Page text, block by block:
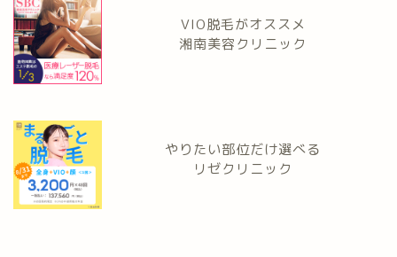
VIO脱毛がオススメ
湘南美容クリニック
やりたい部位だけ選べる
リゼクリニック